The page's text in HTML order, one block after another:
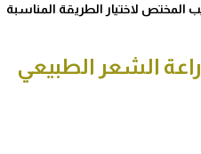
المختص لاختيار الطريقة المناسبة
الشعر الطبيعي